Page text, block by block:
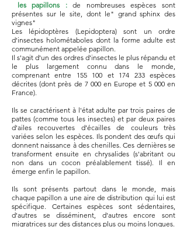
les papillons :
de nombreuses espèces sont
présentes sur le site, dont le" grand sphinx des
vignes"
Les lépidoptères (Lepidoptera) sont un ordre
d'insectes holométaboles dont la forme adulte est
communément appelée papillon.
Il s'agit d'un des ordres d'insectes le plus répandu et
le plus largement connu dans le monde,
comprenant entre 155 100 et 174 233 espèces
décrites (dont près de 7 000 en Europe et 5 000 en
France).
Ils se caractérisent à l'état adulte par trois paires de
pattes (comme tous les insectes) et par deux paires
d'ailes recouvertes d’écailles de couleurs très
variées selon les espèces. Ils pondent des œufs qui
donnent naissance à des chenilles. Ces dernières se
transforment ensuite en chrysalides (s'abritant ou
non dans un cocon préalablement tissé). Il en
émerge enfin le papillon.
Ils sont présents partout dans le monde, mais
chaque papillon a une aire de distribution qui lui est
spécifique. Certaines espèces sont sédentaires,
d'autres se disséminent, d'autres encore sont
migratrices sur des distances plus ou moins longues.